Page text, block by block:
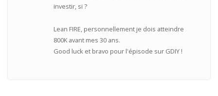
investir, si ?
Lean FIRE, personnellement je dois atteindre
800K avant mes 30 ans.
Good luck et bravo pour l'épisode sur GDIY !